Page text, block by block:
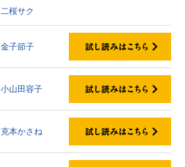
二桜サク
金子節子
小山田容子
克本かさね